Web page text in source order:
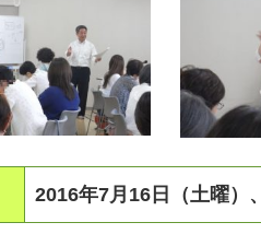
2016年7月16日（土曜